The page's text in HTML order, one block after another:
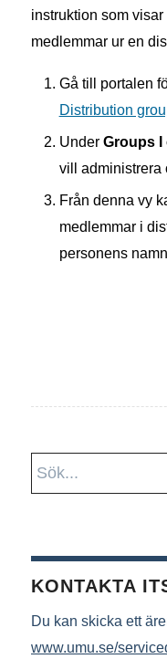
instruktion som
medlemmar ur en
Gå till portalen
Distribution
Under Groups I
vill administrera
Från denna vy
medlemmar i
personens
KONTAKTA
Du kan skicka ett
www.umu.se/